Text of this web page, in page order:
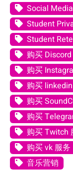
Social
Student
Student
购买
购买
购买
购买
购买
购买 Twitch
购买 vk 服务
音乐营销